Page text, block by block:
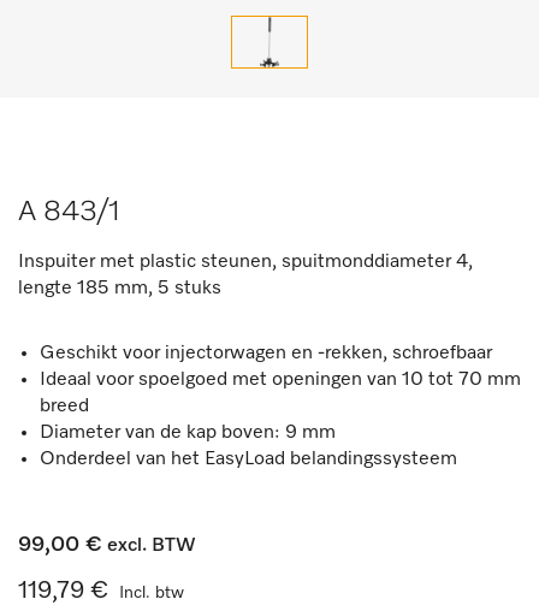
A 843/1
Inspuiter met plastic steunen, spuitmonddiameter 4,
lengte 185 mm, 5 stuks
Geschikt voor injectorwagen en -rekken, schroefbaar
Ideaal voor spoelgoed met openingen van 10 tot 70 mm
breed
Diameter van de kap boven: 9 mm
Onderdeel van het EasyLoad belandingssysteem
99,00 € excl. BTW
119,79 € Incl. btw